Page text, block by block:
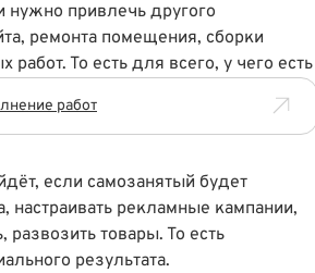
нужно привлечь другого
ремонта помещения, сборки
То есть для всего, у чего есть
работ
если самозанятый будет
настраивать рекламные кампании,
развозить товары. То есть
результата.